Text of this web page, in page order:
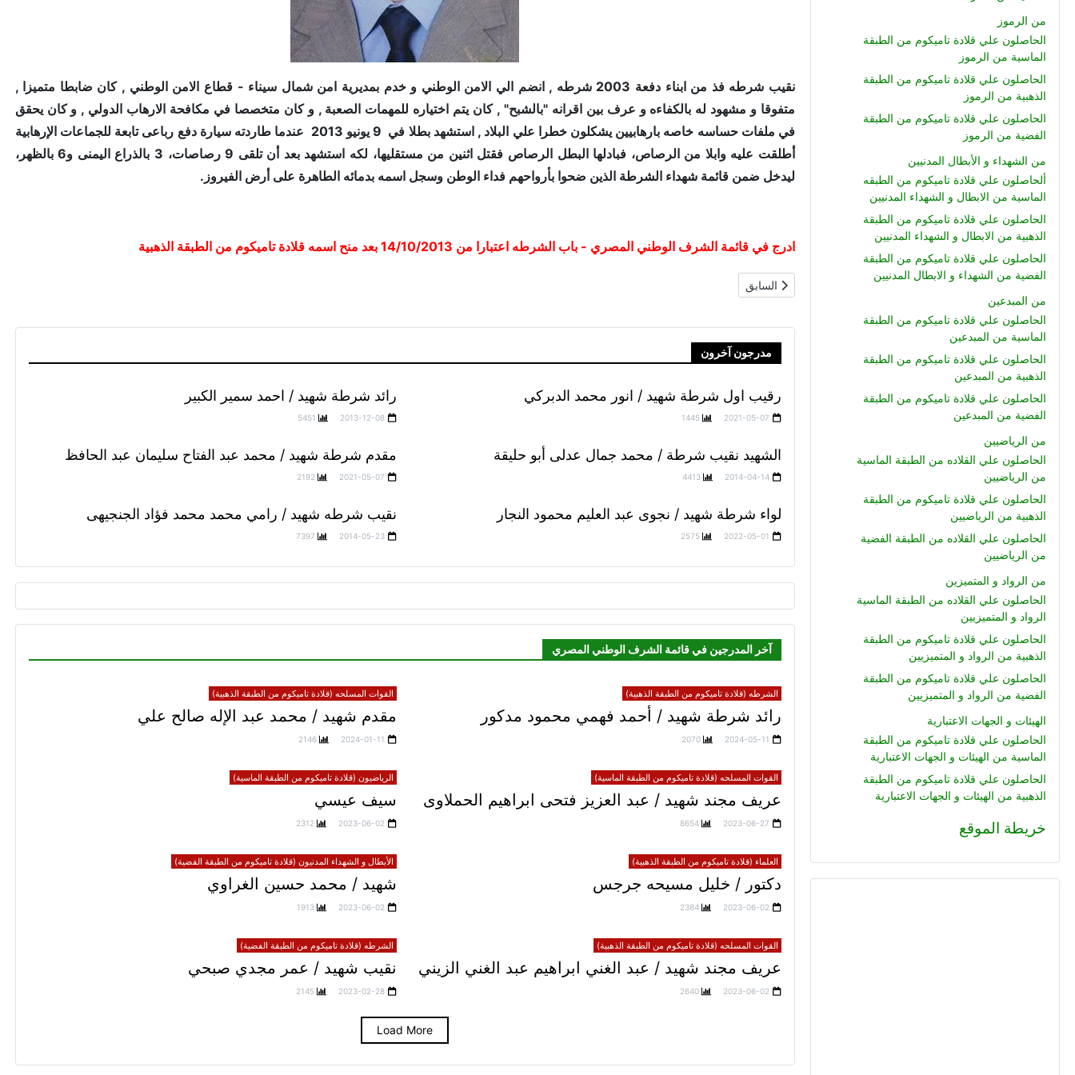
من الرموز
الحاصلون علي قلادة تاميكوم من الطبقة
الماسية من الرموز
الحاصلون علي قلادة تاميكوم من الطبقة
الذهبية من الرموز
الحاصلون علي قلادة تاميكوم من الطبقة
الفضية من الرموز
من الشهداء و الأبطال المدنيين
ألحاصلون علي قلادة تاميكوم من الطبقه
الماسية من الابطال و الشهداء المدنيين
الحاصلون علي قلادة تاميكوم من الطبقة
الذهبية من الابطال و الشهداء المدنيين
الحاصلون علي قلادة تاميكوم من الطبقة
الفضية من الشهداء و الابطال المدنيين
من المبدعين
الحاصلون علي قلادة تاميكوم من الطبقة
الماسية من المبدعين
الحاصلون علي قلادة تاميكوم من الطبقة
الذهبية من المبدعين
الحاصلون علي قلادة تاميكوم من الطبقة
الفضية من المبدعين
من الرياضيين
الحاصلون علي القلاده من الطبقة الماسية
من الرياضيين
الحاصلون علي قلادة تاميكوم من الطبقة
الذهبية من الرياضيين
الحاصلون علي القلاده من الطبقة الفضية
من الرياضيين
من الرواد و المتميزين
الحاصلون علي القلاده من الطبقة الماسية
الرواد و المتميزيين
الحاصلون علي قلادة تاميكوم من الطبقة
الذهبية من الرواد و المتميزيين
الحاصلون علي قلادة تاميكوم من الطبقة
الفضية من الرواد و المتميزيين
الهيئات و الجهات الاعتبارية
الحاصلون علي قلادة تاميكوم من الطبقة
الماسية من الهيئات و الجهات الاعتبارية
الحاصلون علي قلادة تاميكوم من الطبقة
الذهبية من الهيئات و الجهات الاعتبارية
خريطة الموقع
نقيب شرطه فذ من ابناء دفعة 2003 شرطه , انضم الي الامن الوطني و خدم بمديرية امن شمال سيناء - قطاع الامن الوطني , كان ضابطا متميزا ,
متفوقا و مشهود له بالكفاءه و عرف بين اقرانه "بالشبح" , كان يتم اختياره للمهمات الصعبة , و كان متخصصا في مكافحة الارهاب الدولي , و كان يحقق
في ملفات حساسه خاصه بارهابيين يشكلون خطرا علي البلاد , استشهد بطلا في 9 يونيو 2013 عندما طاردته سيارة دفع رباعى تابعة للجماعات الإرهابية
أطلقت عليه وابلا من الرصاص، فبادلها البطل الرصاص فقتل اثنين من مستقليها، لكه استشهد بعد أن تلقى 9 رصاصات، 3 بالذراع اليمنى و6 بالظهر،
ليدخل ضمن قائمة شهداء الشرطة الذين ضحوا بأرواحهم فداء الوطن وسجل اسمه بدمائه الطاهرة على أرض الفيروز.
ادرج في قائمة الشرف الوطني المصري - باب الشرطه اعتبارا من 14/10/2013 بعد منح اسمه قلادة تاميكوم من الطبقة الذهبية
المقال السابق: الشهيد نقيب شرطه / شادي مجدي عبد الجواد بدر
السابق
مدرجون آخرون
رقيب اول شرطة شهيد / انور محمد الدبركي
2021-05-07
1445
رائد شرطة شهيد / احمد سمير الكبير
2013-12-08
5451
الشهيد نقيب شرطة / محمد جمال عدلى أبو حليقة
2014-04-14
4413
مقدم شرطة شهيد / محمد عبد الفتاح سليمان عبد الحافظ
2021-05-07
2192
لواء شرطة شهيد / نجوى عبد العليم محمود النجار
2022-05-01
2575
نقيب شرطه شهيد / رامي محمد محمد فؤاد الجنجيهى
2014-05-23
7397
آخر المدرجين في قائمة الشرف الوطني المصري
الشرطه (قلادة تاميكوم من الطبقة الذهبية)
رائد شرطة شهيد / أحمد فهمي محمود مدكور
2024-05-11
2070
القوات المسلحه (قلادة تاميكوم من الطبقة الذهبية)
مقدم شهيد / محمد عبد الإله صالح علي
2024-01-11
2146
القوات المسلحه (قلادة تاميكوم من الطبقة الماسية)
عريف مجند شهيد / عبد العزيز فتحى ابراهيم الحملاوى
2023-06-27
8654
الرياضيون (قلادة تاميكوم من الطبقة الماسية)
سيف عيسي
2023-06-02
2312
العلماء (قلادة تاميكوم من الطبقة الذهبية)
دكتور / خليل مسيحه جرجس
2023-06-02
2384
الأبطال و الشهداء المدنيون (قلادة تاميكوم من الطبقة الفضية)
شهيد / محمد حسين الغراوي
2023-06-02
1913
القوات المسلحه (قلادة تاميكوم من الطبقة الذهبية)
عريف مجند شهيد / عبد الغني ابراهيم عبد الغني الزيني
2023-06-02
2640
الشرطه (قلادة تاميكوم من الطبقة الفضية)
نقيب شهيد / عمر مجدي صبحي
2023-02-28
2145
Load More